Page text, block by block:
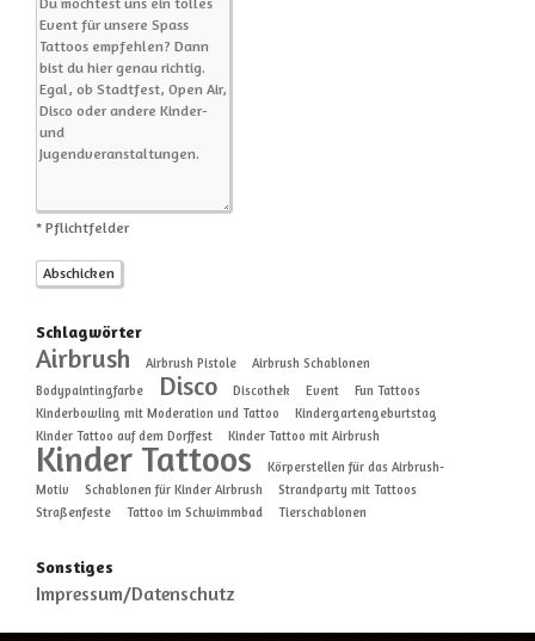
* Pflichtfelder
Schlagwörter
Airbrush Airbrush Pistole
Airbrush Schablonen
Bodypaintingfarbe
Disco Discothek Event
Fun Tattoos
Kinderbowling mit Moderation und Tattoo
Kindergartengeburtstag
Kinder Tattoo auf dem Dorffest
Kinder Tattoo mit Airbrush
Kinder Tattoos
Körperstellen für das Airbrush-
Motiv
Schablonen für Kinder Airbrush
Strandparty mit Tattoos
Straßenfeste
Tattoo im Schwimmbad Tierschablonen
Sonstiges
Impressum/Datenschutz